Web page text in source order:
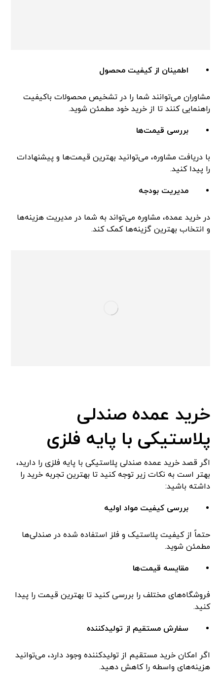
اطمینان از کیفیت محصول
مشاوران می‌توانند شما را در تشخیص محصولات باکیفیت
راهنمایی کنند تا از خرید خود مطمئن شوید.
بررسی قیمت‌ها
با دریافت مشاوره، می‌توانید بهترین قیمت‌ها و پیشنهادات
را پیدا کنید.
مدیریت بودجه
در خرید عمده، مشاوره می‌تواند به شما در مدیریت هزینه‌ها
و انتخاب بهترین گزینه‌ها کمک کند.
خرید عمده صندلی
پلاستیکی با پایه فلزی
اگر قصد خرید عمده صندلی پلاستیکی با پایه فلزی را دارید،
بهتر است به نکات زیر توجه کنید تا بهترین تجربه خرید را
داشته باشید:
بررسی کیفیت مواد اولیه
حتماً از کیفیت پلاستیک و فلز استفاده شده در صندلی‌ها
مطمئن شوید.
مقایسه قیمت‌ها
فروشگاه‌های مختلف را بررسی کنید تا بهترین قیمت را پیدا
کنید.
سفارش مستقیم از تولیدکننده
اگر امکان خرید مستقیم از تولیدکننده وجود دارد، می‌توانید
هزینه‌های واسطه را کاهش دهید.